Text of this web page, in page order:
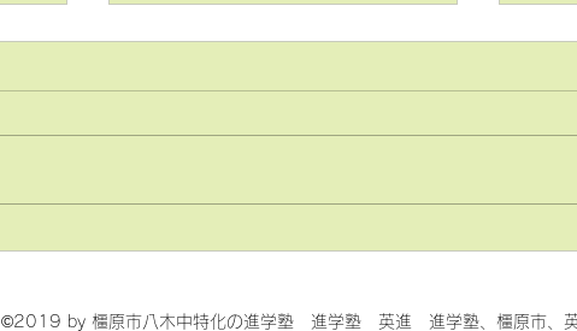
©2019 by 橿原市八木中特化の進学塾 進学塾 英進 進学塾、橿原市、